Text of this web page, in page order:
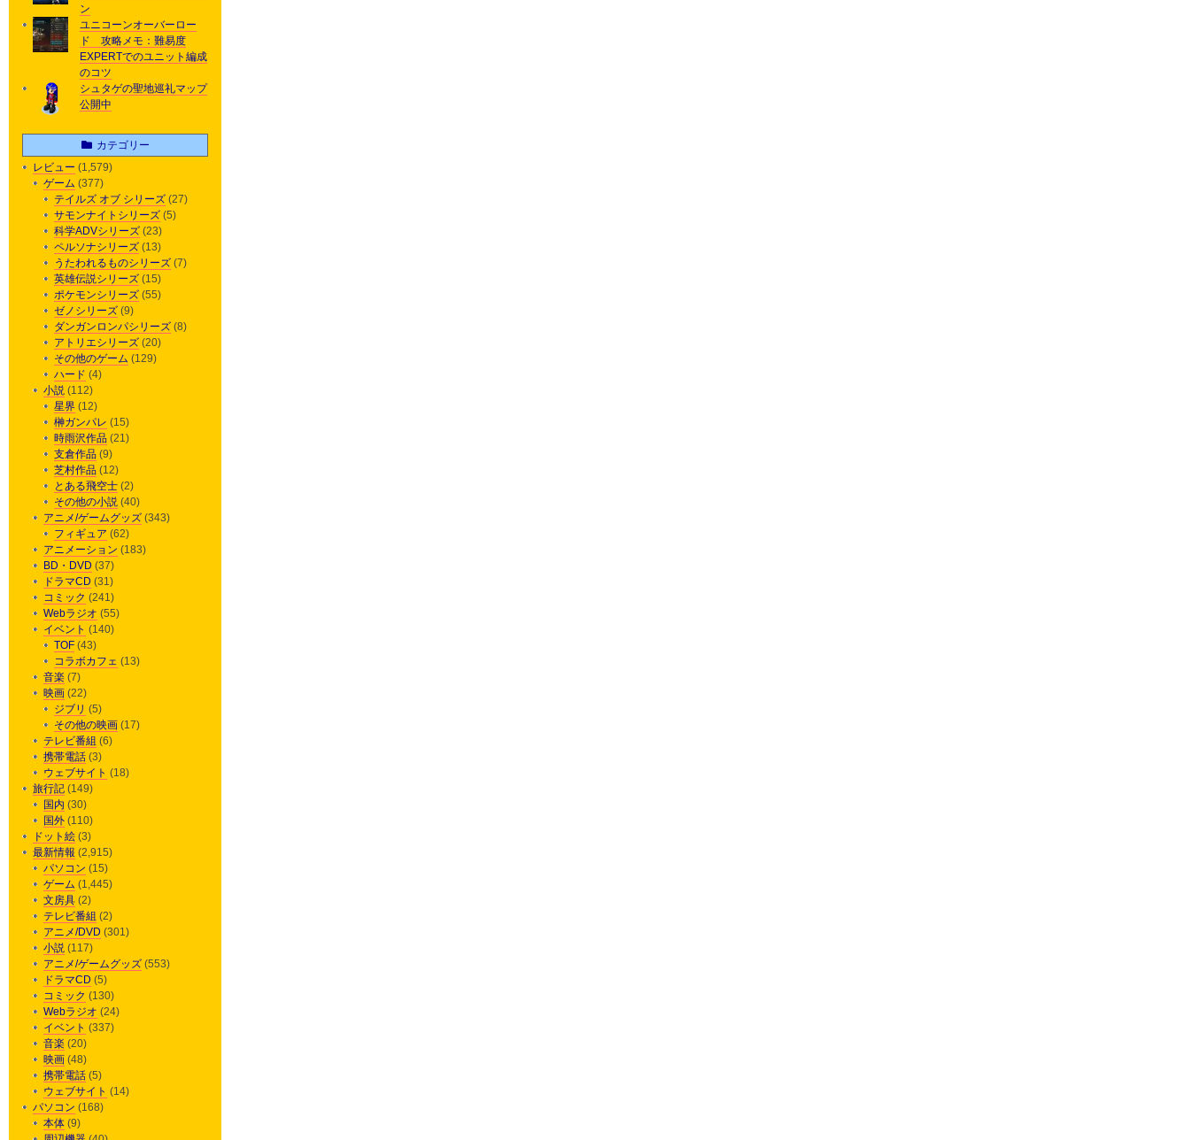
ン
ユニコーンオーバーロー
ド 攻略メモ：難易度
EXPERTでのユニット編成
のコツ
シュタゲの聖地巡礼マップ
公開中
カテゴリー
レビュー (1,579)
ゲーム (377)
テイルズ オブ シリーズ (27)
サモンナイトシリーズ (5)
科学ADVシリーズ (23)
ペルソナシリーズ (13)
うたわれるものシリーズ (7)
英雄伝説シリーズ (15)
ポケモンシリーズ (55)
ゼノシリーズ (9)
ダンガンロンパシリーズ (8)
アトリエシリーズ (20)
その他のゲーム (129)
ハード (4)
小説 (112)
星界 (12)
榊ガンパレ (15)
時雨沢作品 (21)
支倉作品 (9)
芝村作品 (12)
とある飛空士 (2)
その他の小説 (40)
アニメ/ゲームグッズ (343)
フィギュア (62)
アニメーション (183)
BD・DVD (37)
ドラマCD (31)
コミック (241)
Webラジオ (55)
イベント (140)
TOF (43)
コラボカフェ (13)
音楽 (7)
映画 (22)
ジブリ (5)
その他の映画 (17)
テレビ番組 (6)
携帯電話 (3)
ウェブサイト (18)
旅行記 (149)
国内 (30)
国外 (110)
ドット絵 (3)
最新情報 (2,915)
パソコン (15)
ゲーム (1,445)
文房具 (2)
テレビ番組 (2)
アニメ/DVD (301)
小説 (117)
アニメ/ゲームグッズ (553)
ドラマCD (5)
コミック (130)
Webラジオ (24)
イベント (337)
音楽 (20)
映画 (48)
携帯電話 (5)
ウェブサイト (14)
パソコン (168)
本体 (9)